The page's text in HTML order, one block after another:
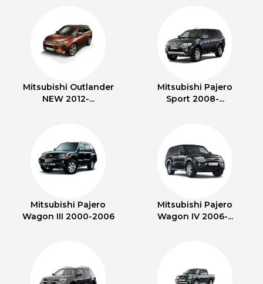
Mitsubishi Outlander
NEW 2012-...
Mitsubishi Pajero
Sport 2008-...
Mitsubishi Pajero
Wagon III 2000-2006
Mitsubishi Pajero
Wagon IV 2006-...